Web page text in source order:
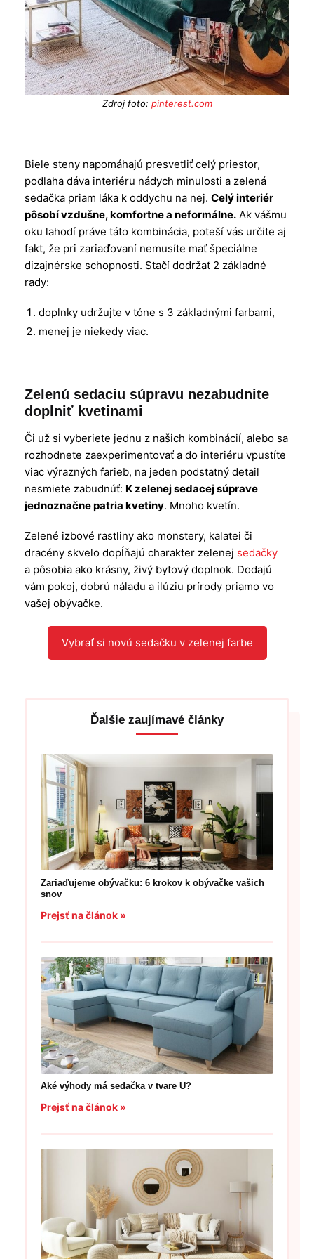
Zdroj foto: pinterest.com
Biele steny napomáhajú presvetliť celý priestor,
podlaha dáva interiéru nádych minulosti a zelená
sedačka priam láka k oddychu na nej. Celý interiér
pôsobí vzdušne, komfortne a neformálne. Ak vášmu
oku lahodí práve táto kombinácia, poteší vás určite aj
fakt, že pri zariaďovaní nemusíte mať špeciálne
dizajnérske schopnosti. Stačí dodržať 2 základné
rady:
doplnky udržujte v tóne s 3 základnými farbami,
menej je niekedy viac.
Zelenú sedaciu súpravu nezabudnite
doplniť kvetinami
Či už si vyberiete jednu z našich kombinácií, alebo sa
rozhodnete zaexperimentovať a do interiéru vpustíte
viac výrazných farieb, na jeden podstatný detail
nesmiete zabudnúť: K zelenej sedacej súprave
jednoznačne patria kvetiny. Mnoho kvetín.
Zelené izbové rastliny ako monstery, kalatei či
dracény skvelo dopĺňajú charakter zelenej sedačky
a pôsobia ako krásny, živý bytový doplnok. Dodajú
vám pokoj, dobrú náladu a ilúziu prírody priamo vo
vašej obývačke.
Vybrať si novú sedačku v zelenej farbe
Ďalšie zaujímavé články
Zariaďujeme obývačku: 6 krokov k obývačke vašich
snov
Prejsť na článok »
Aké výhody má sedačka v tvare U?
Prejsť na článok »